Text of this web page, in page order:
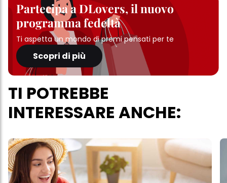
Partecipa a DLovers, il nuovo
programma fedeltà
Ti aspetta un mondo di premi pensati per te
Scopri di più
TI POTREBBE
INTERESSARE ANCHE: